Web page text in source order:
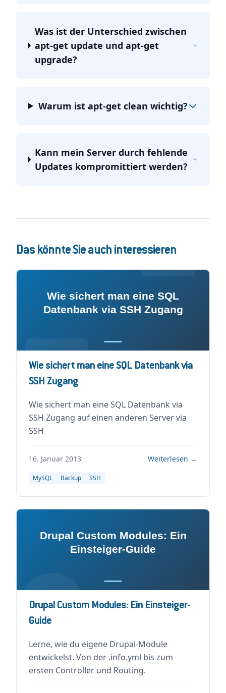
Was ist der Unterschied zwischen
apt-get update und apt-get
upgrade?
Warum ist apt-get clean wichtig?
Kann mein Server durch fehlende
Updates kompromittiert werden?
Das könnte Sie auch interessieren
Wie sichert man eine SQL Datenbank via
SSH Zugang
Wie sichert man eine SQL Datenbank via
SSH Zugang auf einen anderen Server via
SSH
16. Januar 2013 Weiterlesen →
MySQL Backup SSH
Drupal Custom Modules: Ein Einsteiger-
Guide
Lerne, wie du eigene Drupal-Module
entwickelst. Von der .info.yml bis zum
ersten Controller und Routing.